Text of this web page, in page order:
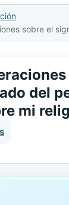
del
mi